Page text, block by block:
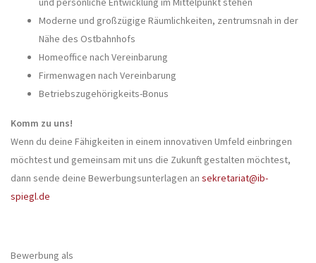
Moderne und großzügige Räumlichkeiten, zentrumsnah in der
Nähe des Ostbahnhofs
Homeoffice nach Vereinbarung
Firmenwagen nach Vereinbarung
Betriebszugehörigkeits-Bonus
Komm zu uns!
Wenn du deine Fähigkeiten in einem innovativen Umfeld einbringen
möchtest und gemeinsam mit uns die Zukunft gestalten möchtest,
dann sende deine Bewerbungsunterlagen an sekretariat@ib-
spiegl.de
Bewerbung als